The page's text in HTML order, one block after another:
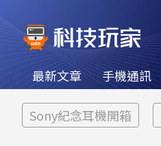
最新文章 手機通訊
Sony紀念耳機開箱